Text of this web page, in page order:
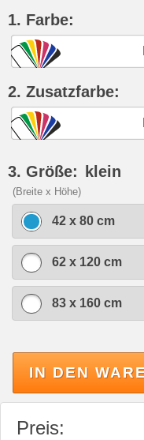
1. Farbe:
2. Zusatzfarbe:
3. Größe: klein
(Breite x Höhe)
42 x 80 cm
62 x 120 cm
83 x 160 cm
IN DEN
Preis: